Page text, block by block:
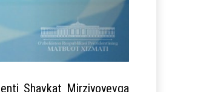
Shavkat Mirziyoyevga